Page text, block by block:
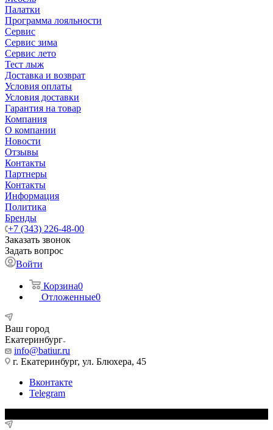
Палатки
Программа лояльности
Сервис
Сервис зима
Сервис лето
Тест лыж
Доставка и возврат
Условия оплаты
Условия доставки
Гарантия на товар
Компания
О компании
Новости
Отзывы
Контакты
Партнеры
Контакты
Информация
Политика
Бренды
+7 (343) 226-48-00
Заказать звонок
Задать вопрос
Войти
Корзина0
Отложенные0
Ваш город
Екатеринбург
info@batiur.ru
г. Екатеринбург, ул. Блюхера, 45
Вконтакте
Telegram